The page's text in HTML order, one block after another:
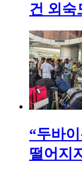
건 외
“두바
떨어지